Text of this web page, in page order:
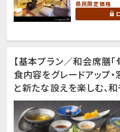
県民限定価格
【基本プラン／和会席膳「
食内容をグレードアップ
と新たな設えを楽しむ、和